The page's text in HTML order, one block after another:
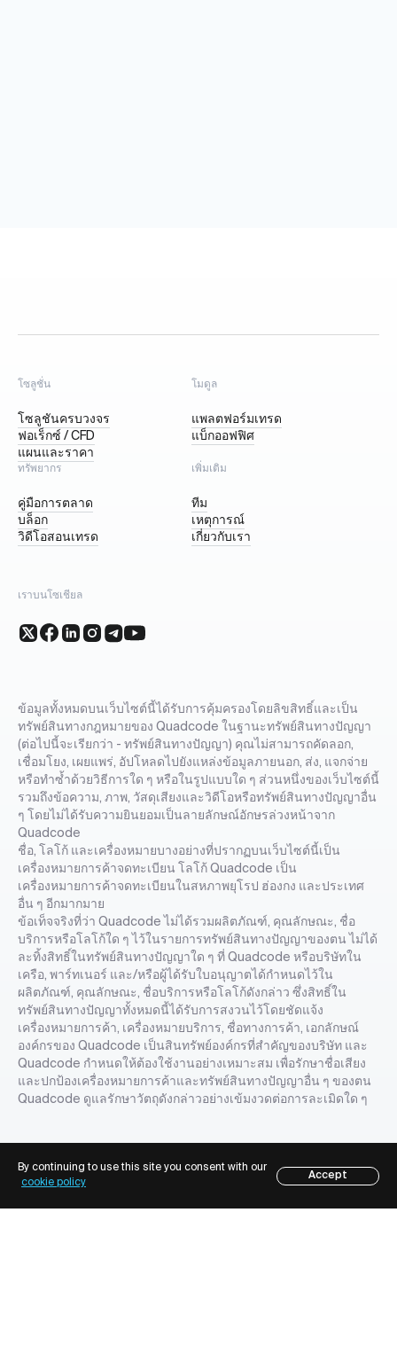
โซลูชั่น
โซลูชันครบวงจร
ฟอเร็กซ์ / CFD
แผนและราคา
โมดูล
แพลตฟอร์มเทรด
แบ็กออฟฟิศ
ทรัพยากร
คู่มือการตลาด
บล็อก
วิดีโอสอนเทรด
เพิ่มเติม
ทีม
เหตุการณ์
เกี่ยวกับเรา
เราบนโซเชียล
ข้อมูลทั้งหมดบนเว็บไซต์นี้ได้รับการคุ้มครองโดยลิขสิทธิ์และเป็น
ทรัพย์สินทางกฎหมายของ Quadcode ในฐานะทรัพย์สินทางปัญญา
(ต่อไปนี้จะเรียกว่า - ทรัพย์สินทางปัญญา) คุณไม่สามารถคัดลอก,
เชื่อมโยง, เผยแพร่, อัปโหลดไปยังแหล่งข้อมูลภายนอก, ส่ง, แจกจ่าย
หรือทำซ้ำด้วยวิธีการใด ๆ หรือในรูปแบบใด ๆ ส่วนหนึ่งของเว็บไซต์นี้
รวมถึงข้อความ, ภาพ, วัสดุเสียงและวิดีโอหรือทรัพย์สินทางปัญญาอื่น
ๆ โดยไม่ได้รับความยินยอมเป็นลายลักษณ์อักษรล่วงหน้าจาก
Quadcode
ชื่อ, โลโก้ และเครื่องหมายบางอย่างที่ปรากฏบนเว็บไซต์นี้เป็น
เครื่องหมายการค้าจดทะเบียน โลโก้ Quadcode เป็น
เครื่องหมายการค้าจดทะเบียนในสหภาพยุโรป ฮ่องกง และประเทศ
อื่น ๆ อีกมากมาย
ข้อเท็จจริงที่ว่า Quadcode ไม่ได้รวมผลิตภัณฑ์, คุณลักษณะ, ชื่อ
บริการหรือโลโก้ใด ๆ ไว้ในรายการทรัพย์สินทางปัญญาของตน ไม่ได้
ละทิ้งสิทธิ์ในทรัพย์สินทางปัญญาใด ๆ ที่ Quadcode หรือบริษัทใน
เครือ, พาร์ทเนอร์ และ/หรือผู้ได้รับใบอนุญาตได้กำหนดไว้ใน
ผลิตภัณฑ์, คุณลักษณะ, ชื่อบริการหรือโลโก้ดังกล่าว ซึ่งสิทธิ์ใน
ทรัพย์สินทางปัญญาทั้งหมดนี้ได้รับการสงวนไว้โดยชัดแจ้ง
เครื่องหมายการค้า, เครื่องหมายบริการ, ชื่อทางการค้า, เอกลักษณ์
องค์กรของ Quadcode เป็นสินทรัพย์องค์กรที่สำคัญของบริษัท และ
Quadcode กำหนดให้ต้องใช้งานอย่างเหมาะสม เพื่อรักษาชื่อเสียง
และปกป้องเครื่องหมายการค้าและทรัพย์สินทางปัญญาอื่น ๆ ของตน
Quadcode ดูแลรักษาวัตถุดังกล่าวอย่างเข้มงวดต่อการละเมิดใด ๆ
By continuing to use this site you consent with our
cookie policy
Accept